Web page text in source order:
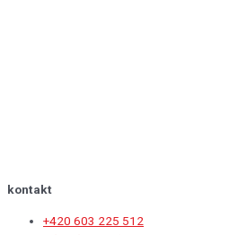
kontakt
+420 603 225 512